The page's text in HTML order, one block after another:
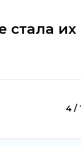
стала их
4 /